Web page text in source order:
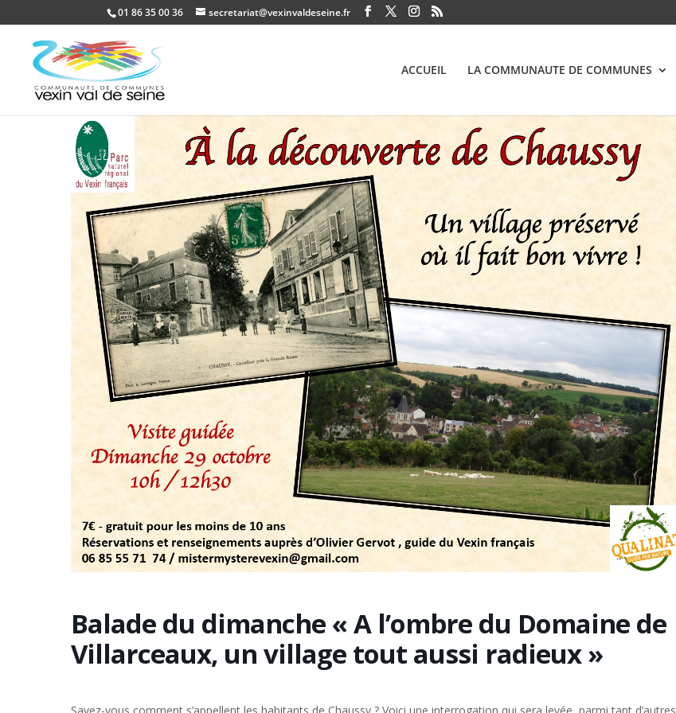
01 86 35 00 36 secretariat@vexinvaldeseine.fr
ACCUEIL LA COMMUNAUTE DE COMMUNES
Balade du dimanche « A l’ombre du Domaine de
Villarceaux, un village tout aussi radieux »